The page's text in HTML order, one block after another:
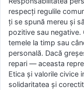
respecţi regulile
ţi se spună mereu şi
pozitive sau negative.
temele la timp sau
personală. Dacă
repari — aceasta
Etica şi valorile civice
solidaritatea şi